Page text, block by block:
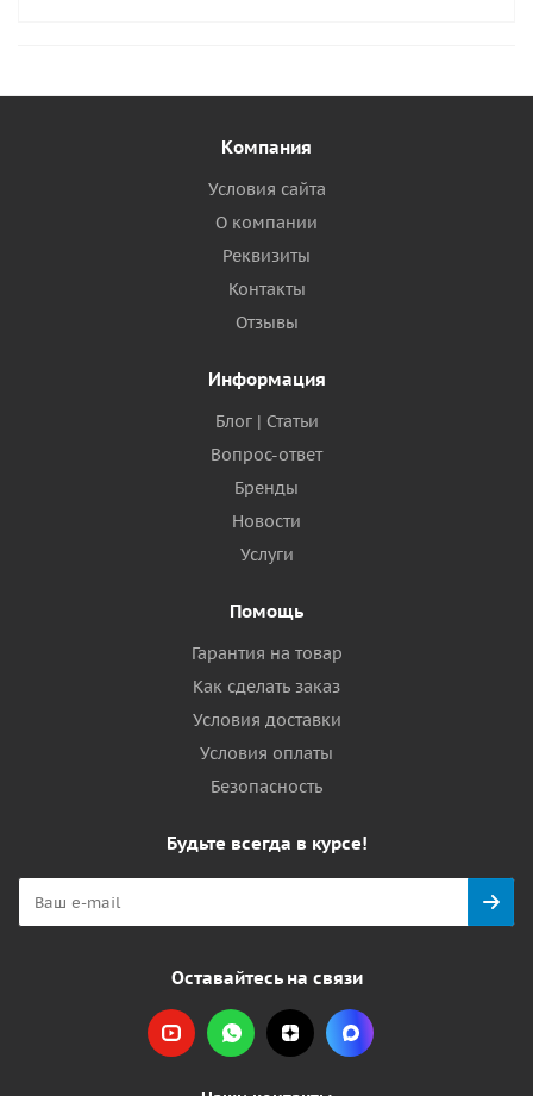
Компания
Условия сайта
О компании
Реквизиты
Контакты
Отзывы
Информация
Блог | Статьи
Вопрос-ответ
Бренды
Новости
Услуги
Помощь
Гарантия на товар
Как сделать заказ
Условия доставки
Условия оплаты
Безопасность
Будьте всегда в курсе!
Оставайтесь на связи